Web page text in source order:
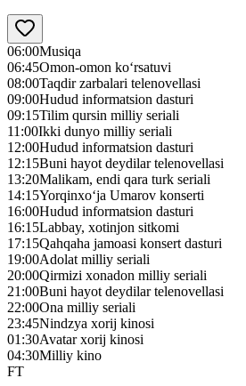
06:00Musiqa
06:45Omon-omon ko‘rsatuvi
08:00Taqdir zarbalari telenovellasi
09:00Hudud informatsion dasturi
09:15Tilim qursin milliy seriali
11:00Ikki dunyo milliy seriali
12:00Hudud informatsion dasturi
12:15Buni hayot deydilar telenovellasi
13:20Malikam, endi qara turk seriali
14:15Yorqinxo‘ja Umarov konserti
16:00Hudud informatsion dasturi
16:15Labbay, xotinjon sitkomi
17:15Qahqaha jamoasi konsert dasturi
19:00Adolat milliy seriali
20:00Qirmizi xonadon milliy seriali
21:00Buni hayot deydilar telenovellasi
22:00Ona milliy seriali
23:45Nindzya xorij kinosi
01:30Avatar xorij kinosi
04:30Milliy kino
FT